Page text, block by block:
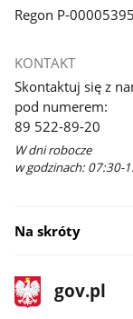
Regon P-
KONTAKT
Skontaktuj się z
pod numerem:
89 522-89-20
W dni robocze
w godzinach: 07:30-
Na skróty
stopka
gov.pl
Strona
gov.pl